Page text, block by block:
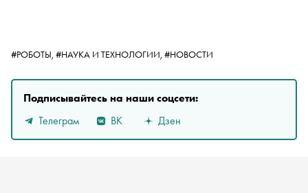
#РОБОТЫ, #НАУКА И ТЕХНОЛОГИИ, #НОВОСТИ
Подписывайтесь на наши соцсети:
Телеграм
ВК Дзен